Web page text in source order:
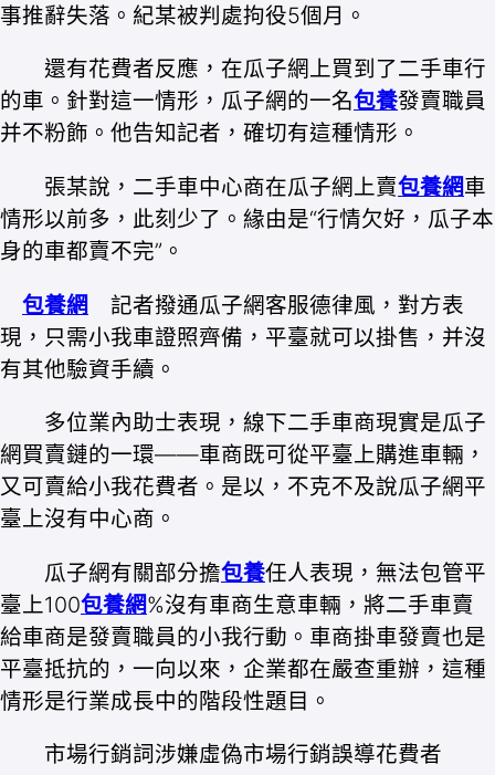
事推辭失落。紀某被判處拘役5個月。
還有花費者反應，在瓜子網上買到了二手車行
的車。針對這一情形，瓜子網的一名包養發賣職員
并不粉飾。他告知記者，確切有這種情形。
張某說，二手車中心商在瓜子網上賣包養網車
情形以前多，此刻少了。緣由是“行情欠好，瓜子本
身的車都賣不完”。
包養網
記者撥通瓜子網客服德律風，對方表
現，只需小我車證照齊備，平臺就可以掛售，并沒
有其他驗資手續。
多位業內助士表現，線下二手車商現實是瓜子
網買賣鏈的一環——車商既可從平臺上購進車輛，
又可賣給小我花費者。是以，不克不及說瓜子網平
臺上沒有中心商。
瓜子網有關部分擔包養任人表現，無法包管平
臺上100包養網%沒有車商生意車輛，將二手車賣
給車商是發賣職員的小我行動。車商掛車發賣也是
平臺抵抗的，一向以來，企業都在嚴查重辦，這種
情形是行業成長中的階段性題目。
市場行銷詞涉嫌虛偽市場行銷誤導花費者